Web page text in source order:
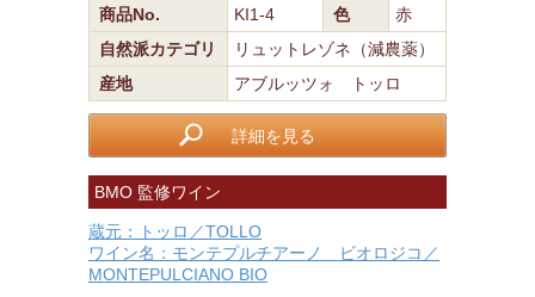
商品No. KI1-4 色
赤
自然派カテゴリ
リュットレゾネ（減農薬）
産地
アブルッツォ トッロ
詳細を見る
BMO 監修ワイン
蔵元：トッロ／TOLLO
ワイン名：モンテプルチアーノ ビオロジコ／
MONTEPULCIANO BIO